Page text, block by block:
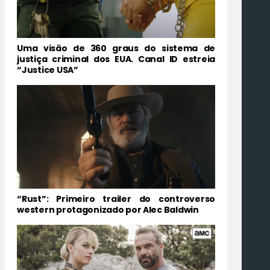
Uma visão de 360 graus do sistema de
justiça criminal dos EUA. Canal ID estreia
“Justice USA”
“Rust”: Primeiro trailer do controverso
western protagonizado por Alec Baldwin